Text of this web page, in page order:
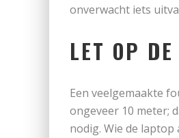
onverwacht iets
LET OP
Een veelgemaakte
ongeveer 10 meter;
nodig. Wie de